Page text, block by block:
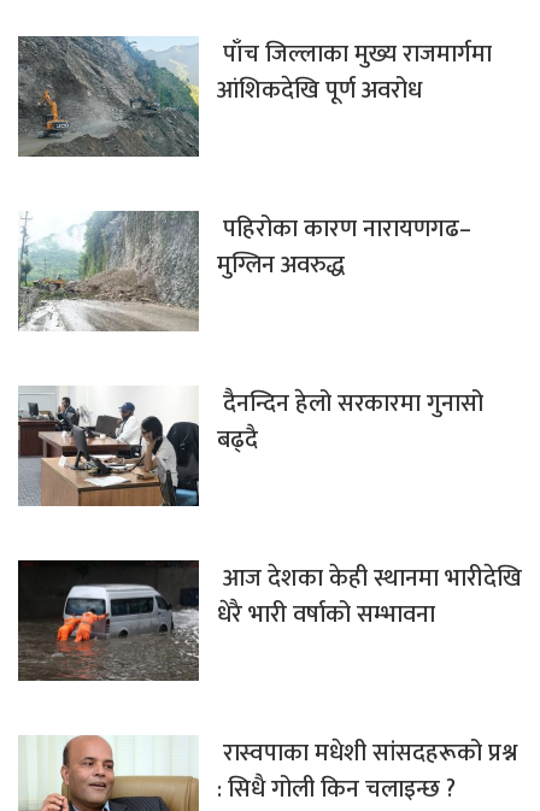
पाँच जिल्लाका मुख्य राजमार्गमा
आंशिकदेखि पूर्ण अवरोध
पहिरोका कारण नारायणगढ–
मुग्लिन अवरुद्ध
दैनन्दिन हेलो सरकारमा गुनासो
बढ्दै
आज देशका केही स्थानमा भारीदेखि
धेरै भारी वर्षाको सम्भावना
रास्वपाका मधेशी सांसदहरूको प्रश्न
: सिधै गोली किन चलाइन्छ ?